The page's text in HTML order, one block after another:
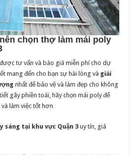
chọn thợ làm mái poly
tư vấn và báo giá miễn phí cho dự
mang đến cho bạn sự hài lòng và giải
nhất để bảo vệ và làm đẹp cho không
gây phiền toái, hãy chọn mái poly để
làm việc tốt hơn
sáng tại khu vực Quận 3 uy tín, giá